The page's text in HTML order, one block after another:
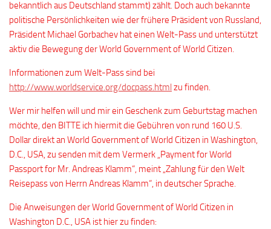
bekanntlich aus Deutschland stammt) zählt. Doch auch bekannte
politische Persönlichkeiten wie der frühere Präsident von Russland,
Präsident Michael Gorbachev hat einen Welt-Pass und unterstützt
aktiv die Bewegung der World Government of World Citizen.
Informationen zum Welt-Pass sind bei
http://www.worldservice.org/docpass.html zu finden.
Wer mir helfen will und mir ein Geschenk zum Geburtstag machen
möchte, den BITTE ich hiermit die Gebühren von rund 160 U.S.
Dollar direkt an World Government of World Citizen in Washington,
D.C., USA, zu senden mit dem Vermerk „Payment for World
Passport for Mr. Andreas Klamm“, meint „Zahlung für den Welt
Reisepass von Herrn Andreas Klamm“, in deutscher Sprache.
Die Anweisungen der World Government of World Citizen in
Washington D.C., USA ist hier zu finden: